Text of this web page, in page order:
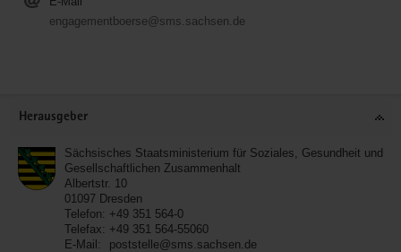
engagementboerse@sms.sachsen.de
Herausgeber
Sächsisches Staatsministerium für Soziales, Gesundheit und
Gesellschaftlichen Zusammenhalt
Albertstr. 10
01097 Dresden
Telefon: +49 351 564-0
Telefax: +49 351 564-55060
E-Mail:
poststelle@sms.sachsen.de